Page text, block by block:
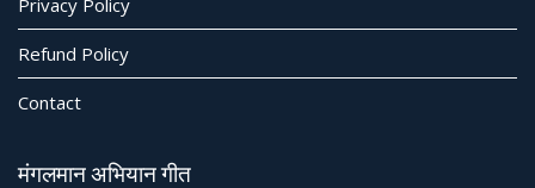
Refund Policy
Contact
मंगलमान अभियान गीत